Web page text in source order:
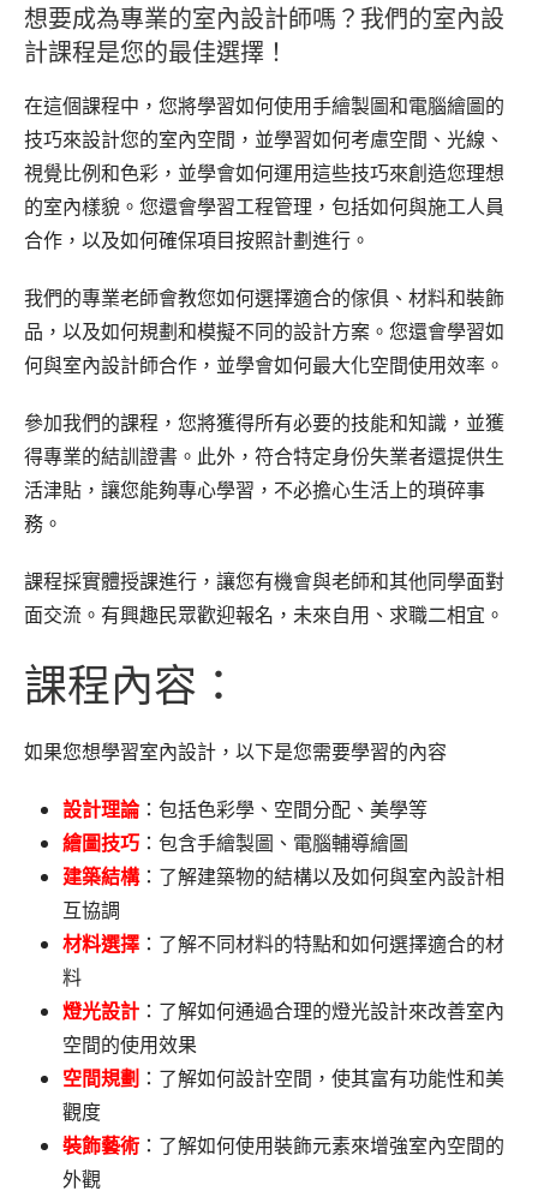
想要成為專業的室內設計師嗎？我們的室內設
計課程是您的最佳選擇！
在這個課程中，您將學習如何使用手繪製圖和電腦繪圖的
技巧來設計您的室內空間，並學習如何考慮空間、光線、
視覺比例和色彩，並學會如何運用這些技巧來創造您理想
的室內樣貌。您還會學習工程管理，包括如何與施工人員
合作，以及如何確保項目按照計劃進行。
我們的專業老師會教您如何選擇適合的傢俱、材料和裝飾
品，以及如何規劃和模擬不同的設計方案。您還會學習如
何與室內設計師合作，並學會如何最大化空間使用效率。
參加我們的課程，您將獲得所有必要的技能和知識，並獲
得專業的結訓證書。此外，符合特定身份失業者還提供生
活津貼，讓您能夠專心學習，不必擔心生活上的瑣碎事
務。
課程採實體授課進行，讓您有機會與老師和其他同學面對
面交流。有興趣民眾歡迎報名，未來自用、求職二相宜。
課程內容：
如果您想學習室內設計，以下是您需要學習的內容
設計理論：包括色彩學、空間分配、美學等
繪圖技巧 ：包含手繪製圖、電腦輔導繪圖
建築結構：了解建築物的結構以及如何與室內設計相
互協調
材料選擇 ：了解不同材料的特點和如何選擇適合的材
料
燈光設計 ：了解如何通過合理的燈光設計來改善室內
空間的使用效果
空間規劃 ：了解如何設計空間，使其富有功能性和美
觀度
裝飾藝術 ：了解如何使用裝飾元素來增強室內空間的
外觀